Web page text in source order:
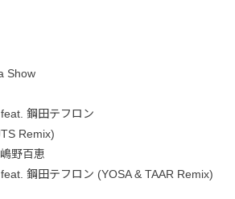
Show
鋼田テフロン
Remix)
野百恵
鋼田テフロン (YOSA & TAAR Remix)